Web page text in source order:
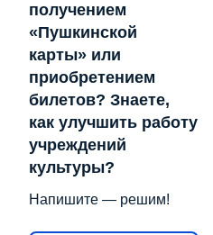
получением
«Пушкинской
карты» или
приобретением
билетов? Знаете,
как улучшить работу
учреждений
культуры?
Напишите — решим!